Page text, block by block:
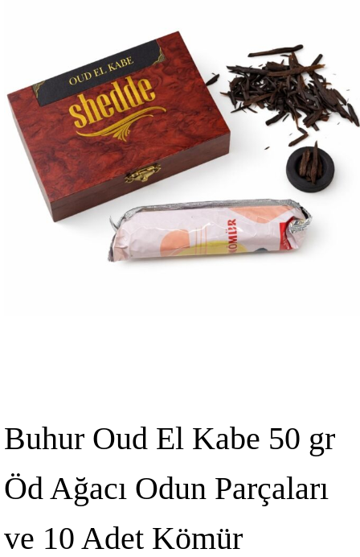
Buhur Oud El Kabe 50 gr
Öd Ağacı Odun Parçaları
ve 10 Adet Kömür